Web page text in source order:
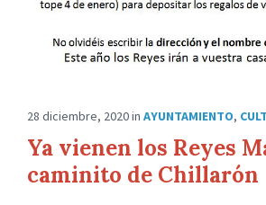
28 diciembre, 2020in AYUNTAMIENTO,
Ya vienen los Reyes
caminito de Chillarón